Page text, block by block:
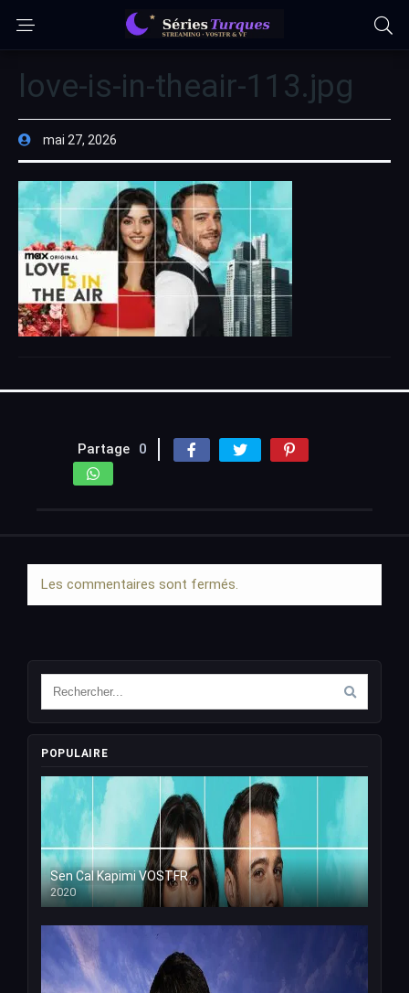
love-is-in-theair-113.jpg
mai 27, 2026
Partage 0
Les commentaires sont fermés.
POPULAIRE
Sen Cal Kapimi VOSTFR
2020